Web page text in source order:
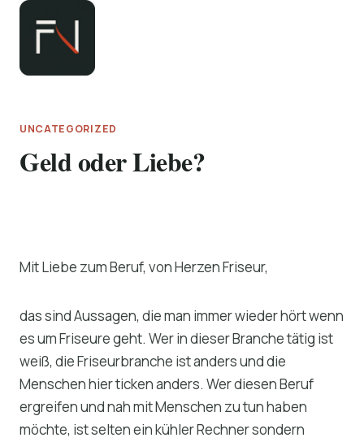
Zum
springen
UNCATEGORIZED
Geld oder Liebe?
Mit Liebe zum Beruf, von Herzen Friseur,
das sind Aussagen, die man immer wieder hört wenn
es um Friseure geht. Wer in dieser Branche tätig ist
weiß, die Friseurbranche ist anders und die
Menschen hier ticken anders. Wer diesen Beruf
ergreifen und nah mit Menschen zu tun haben
möchte, ist selten ein kühler Rechner sondern